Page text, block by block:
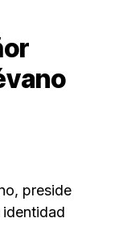
preside